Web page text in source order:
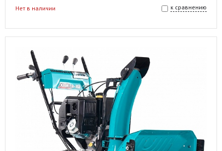
к сравнению
Нет в наличии